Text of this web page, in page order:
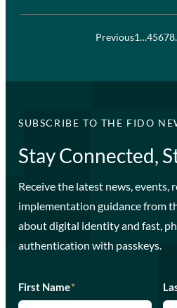
Previous1…45678
SUBSCRIBE TO THE FIDO
Stay Connected,
Receive the latest news, events,
implementation guidance from
about digital identity and fast,
authentication with passkeys.
First Name*